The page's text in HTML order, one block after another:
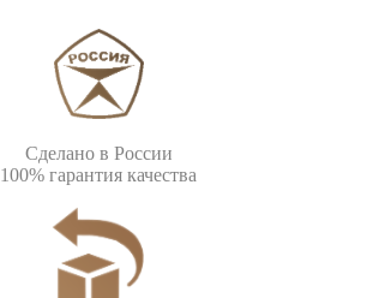
Сделано в России
100% гарантия качества